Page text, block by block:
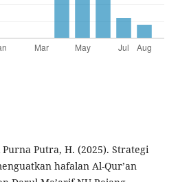
Putra, H. (2025). Strategi
hafalan Al-Qur’an